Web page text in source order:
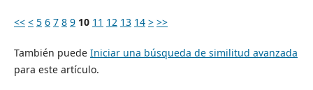
<< < 5 6 7 8 9 10 11 12 13 14 > >>
También puede Iniciar una búsqueda de similitud avanzada
para este artículo.